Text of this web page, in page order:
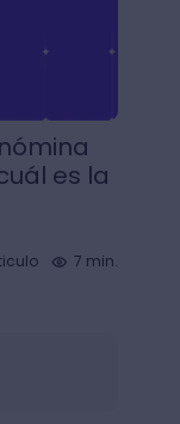
es la
7 min.